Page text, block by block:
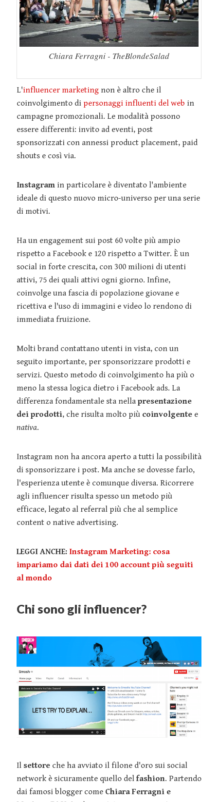
Chiara Ferragni - TheBlondeSalad
L'influencer marketing non è altro che il
coinvolgimento di personaggi influenti del web in
campagne promozionali. Le modalità possono
essere differenti: invito ad eventi, post
sponsorizzati con annessi product placement, paid
shouts e così via.
Instagram in particolare è diventato l'ambiente
ideale di questo nuovo micro-universo per una serie
di motivi.
Ha un engagement sui post 60 volte più ampio
rispetto a Facebook e 120 rispetto a Twitter. È un
social in forte crescita, con 300 milioni di utenti
attivi, 75 dei quali attivi ogni giorno. Infine,
coinvolge una fascia di popolazione giovane e
ricettiva e l'uso di immagini e video lo rendono di
immediata fruizione.
Molti brand contattano utenti in vista, con un
seguito importante, per sponsorizzare prodotti e
servizi. Questo metodo di coinvolgimento ha più o
meno la stessa logica dietro i Facebook ads. La
differenza fondamentale sta nella presentazione
dei prodotti, che risulta molto più coinvolgente e
nativa.
Instagram non ha ancora aperto a tutti la possibilità
di sponsorizzare i post. Ma anche se dovesse farlo,
l'esperienza utente è comunque diversa. Ricorrere
agli influencer risulta spesso un metodo più
efficace, legato al referral più che al semplice
content o native advertising.
LEGGI ANCHE: Instagram Marketing: cosa
impariamo dai dati dei 100 account più seguiti
al mondo
Chi sono gli influencer?
Il settore che ha avviato il filone d'oro sui social
network è sicuramente quello del fashion. Partendo
dai famosi blogger come Chiara Ferragni e